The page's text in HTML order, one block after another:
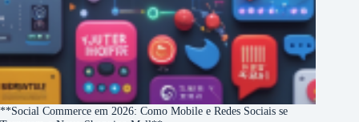
**Social Commerce em 2026: Como Mobile e Redes Sociais se